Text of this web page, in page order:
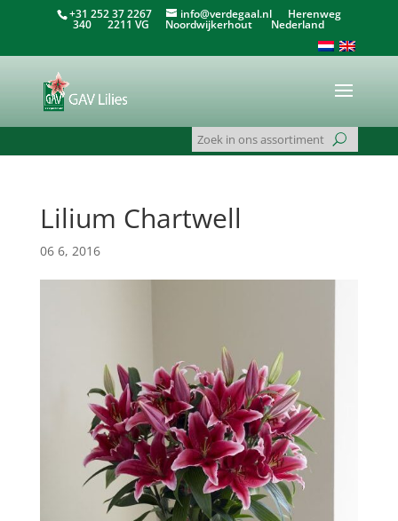
+31 252 37 2267 info@verdegaal.nlHerenweg
340 2211 VG Noordwijkerhout Nederland
Lilium Chartwell
06 6, 2016